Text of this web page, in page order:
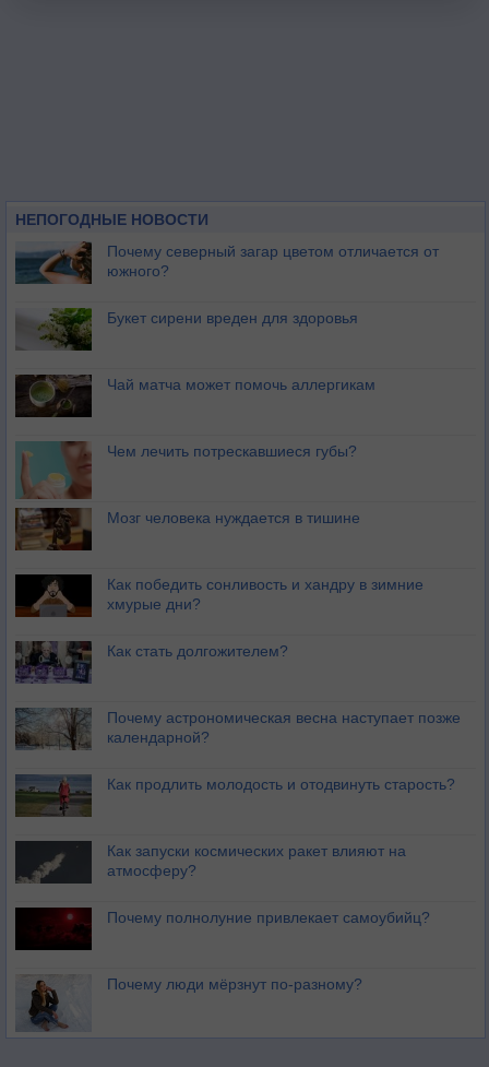
НЕПОГОДНЫЕ НОВОСТИ
Почему северный загар цветом отличается от
южного?
Букет сирени вреден для здоровья
Чай матча может помочь аллергикам
Чем лечить потрескавшиеся губы?
Мозг человека нуждается в тишине
Как победить сонливость и хандру в зимние
хмурые дни?
Как стать долгожителем?
Почему астрономическая весна наступает позже
календарной?
Как продлить молодость и отодвинуть старость?
Как запуски космических ракет влияют на
атмосферу?
Почему полнолуние привлекает самоубийц?
Почему люди мёрзнут по-разному?